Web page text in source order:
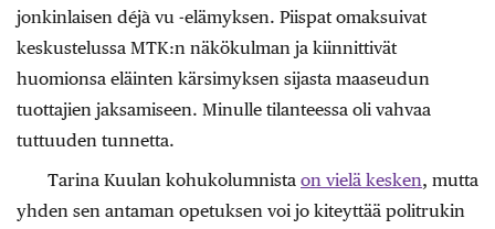
jonkinlaisen déjà vu -elämyksen. Piispat omaksuivat
keskustelussa MTK:n näkökulman ja kiinnittivät
huomionsa eläinten kärsimyksen sijasta maaseudun
tuottajien jaksamiseen. Minulle tilanteessa oli vahvaa
tuttuuden tunnetta.
Tarina Kuulan kohukolumnista on vielä kesken, mutta
yhden sen antaman opetuksen voi jo kiteyttää politrukin